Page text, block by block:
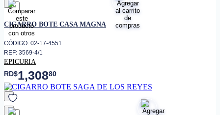
favorito
CIGARRO BOTE CASA MAGNA
CÓDIGO: 02-17-4551
REF: 3569-4/1
EPICURIA
RD$1,30880